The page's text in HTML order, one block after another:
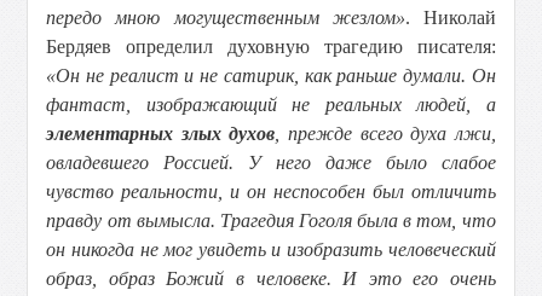
передо мною могущественным жезлом». Николай
Бердяев определил духовную трагедию писателя:
«Он не реалист и не сатирик, как раньше думали. Он
фантаст, изображающий не реальных людей, а
элементарных злых духов , прежде всего духа лжи,
овладевшего Россией. У него даже было слабое
чувство реальности, и он неспособен был отличить
правду от вымысла. Трагедия Гоголя была в том, что
он никогда не мог увидеть и изобразить человеческий
образ, образ Божий в человеке. И это его очень